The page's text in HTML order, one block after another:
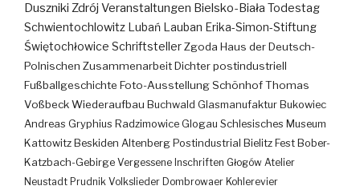
Duszniki Zdrój Veranstaltungen Bielsko-Biała Todestag
Schwientochlowitz Lubań Lauban Erika-Simon-Stiftung
Świętochłowice SchriftstellerZgoda Haus der Deutsch-
Polnischen ZusammenarbeitDichterpostindustriell
Fußballgeschichte Foto-AusstellungSchönhofThomas
VoßbeckWiederaufbau Buchwald Glasmanufaktur Bukowiec
Andreas Gryphius Radzimowice Glogau Schlesisches Museum
Kattowitz Beskiden Altenberg Postindustrial Bielitz Fest Bober-
Katzbach-Gebirge Vergessene Inschriften Głogów Atelier
Neustadt Prudnik Volkslieder Dombrowaer Kohlerevier